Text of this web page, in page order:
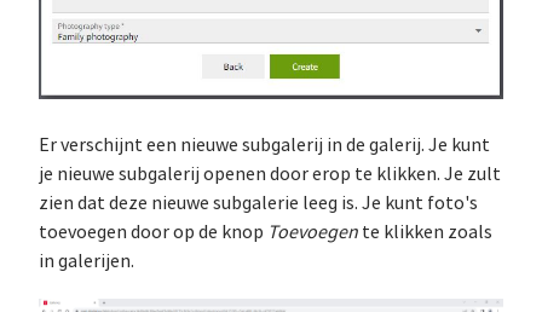
Er verschijnt een nieuwe subgalerij in de galerij. Je kunt
je nieuwe subgalerij openen door erop te klikken. Je zult
zien dat deze nieuwe subgalerie leeg is. Je kunt foto's
toevoegen door op de knop Toevoegen te klikken zoals
in galerijen.